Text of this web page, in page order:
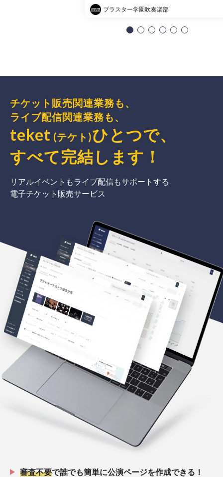
ブラスター学園吹奏楽部
チケット販売関連業務も、
ライブ配信関連業務も、
teket (テケト)ひとつで、
すべて完結 します ！
リアルイベントもライブ配信もサポートする
電子チケット販売サービス
審査不要で誰でも簡単に公演ページを作成できる！